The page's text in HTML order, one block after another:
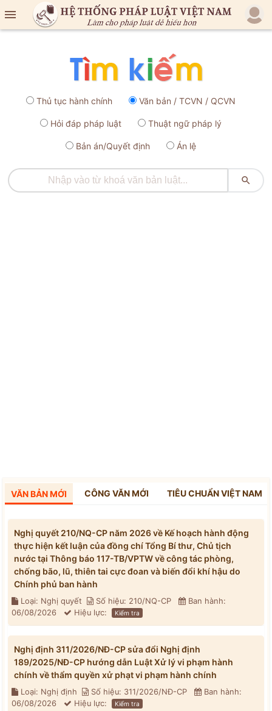

Thủ tục hành chính Văn bản / TCVN / QCVN
Hỏi đáp pháp luật Thuật ngữ pháp lý
Bản án/Quyết định Án lệ

VĂN BẢN MỚI CÔNG VĂN MỚI TIÊU CHUẨN VIỆT NAM
Nghị quyết 210/NQ-CP năm 2026 về Kế hoạch hành động
thực hiện kết luận của đồng chí Tổng Bí thư, Chủ tịch
nước tại Thông báo 117-TB/VPTW về công tác phòng,
chống bão, lũ, thiên tai cực đoan và biến đổi khí hậu do
Chính phủ ban hành
Loại: Nghị quyết Số hiệu: 210/NQ-CP
Ban hành:
06/08/2026
Hiệu lực: Kiểm tra
Nghị định 311/2026/NĐ-CP sửa đổi Nghị định
189/2025/NĐ-CP hướng dẫn Luật Xử lý vi phạm hành
chính về thẩm quyền xử phạt vi phạm hành chính
Loại: Nghị định Số hiệu: 311/2026/NĐ-CP
Ban hành:
06/08/2026
Hiệu lực: Kiểm tra